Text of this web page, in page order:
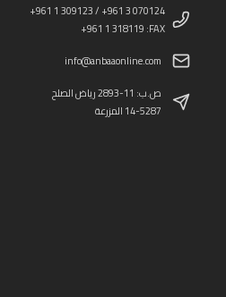
+961 1 309123 / +961 3 070124
+961 1 318119 :FAX
info@anbaaonline.com
ص.ب: 11-2893 رياض الصلح
14-5287 المزرعة